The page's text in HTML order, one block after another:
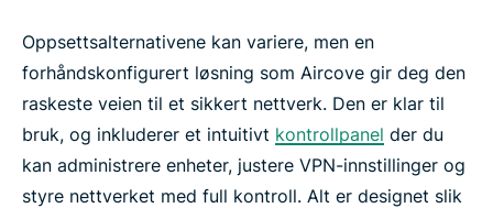
Oppsettsalternativene kan variere, men en
forhåndskonfigurert løsning som Aircove gir deg den
raskeste veien til et sikkert nettverk. Den er klar til
bruk, og inkluderer et intuitivt kontrollpanel der du
kan administrere enheter, justere VPN-innstillinger og
styre nettverket med full kontroll. Alt er designet slik